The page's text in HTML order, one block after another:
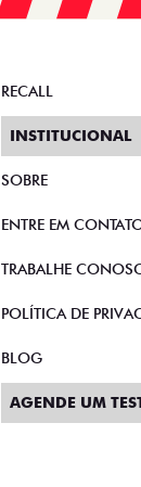
RECALL
INSTITUCIONAL
SOBRE
ENTRE EM
TRABALHE
POLÍTICA DE
BLOG
AGENDE UM